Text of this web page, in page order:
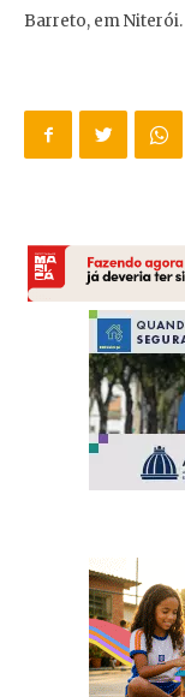
Barreto, em Niterói.